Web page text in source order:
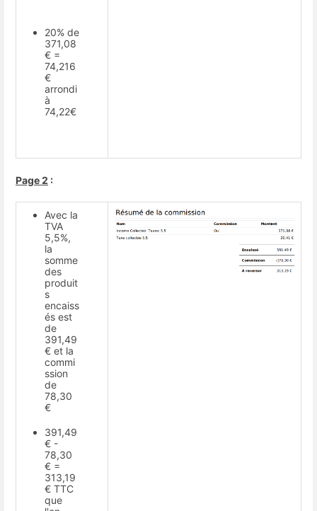
20% de
371,08
€ =
74,216
€
arrondi
à
74,22€
Page 2 :
Avec la
TVA
5,5%,
la
somme
des
produit
s
encaiss
és est
de
391,49
€ et la
commi
ssion
de
78,30
€
391,49
€ -
78,30
€ =
313,19
€ TTC
que